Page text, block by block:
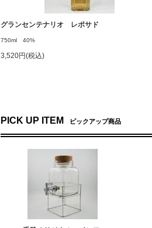
グランセンテナリオ レポサド
750ml 40%
3,520円(税込)
PICK UP ITEM ピックアップ商品